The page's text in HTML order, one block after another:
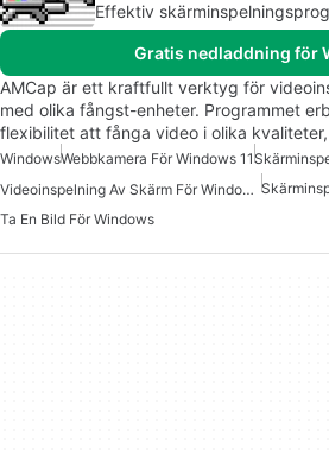
Effektiv
Gratis nedladdning för
AMCap är ett kraftfullt verktyg för
med olika fångst-enheter. Programmet
flexibilitet att fånga video i olika
WindowsWebbkamera För Windows 11
Videoinspelning Av Skärm För Windows Gratis
Ta En Bild För Windows